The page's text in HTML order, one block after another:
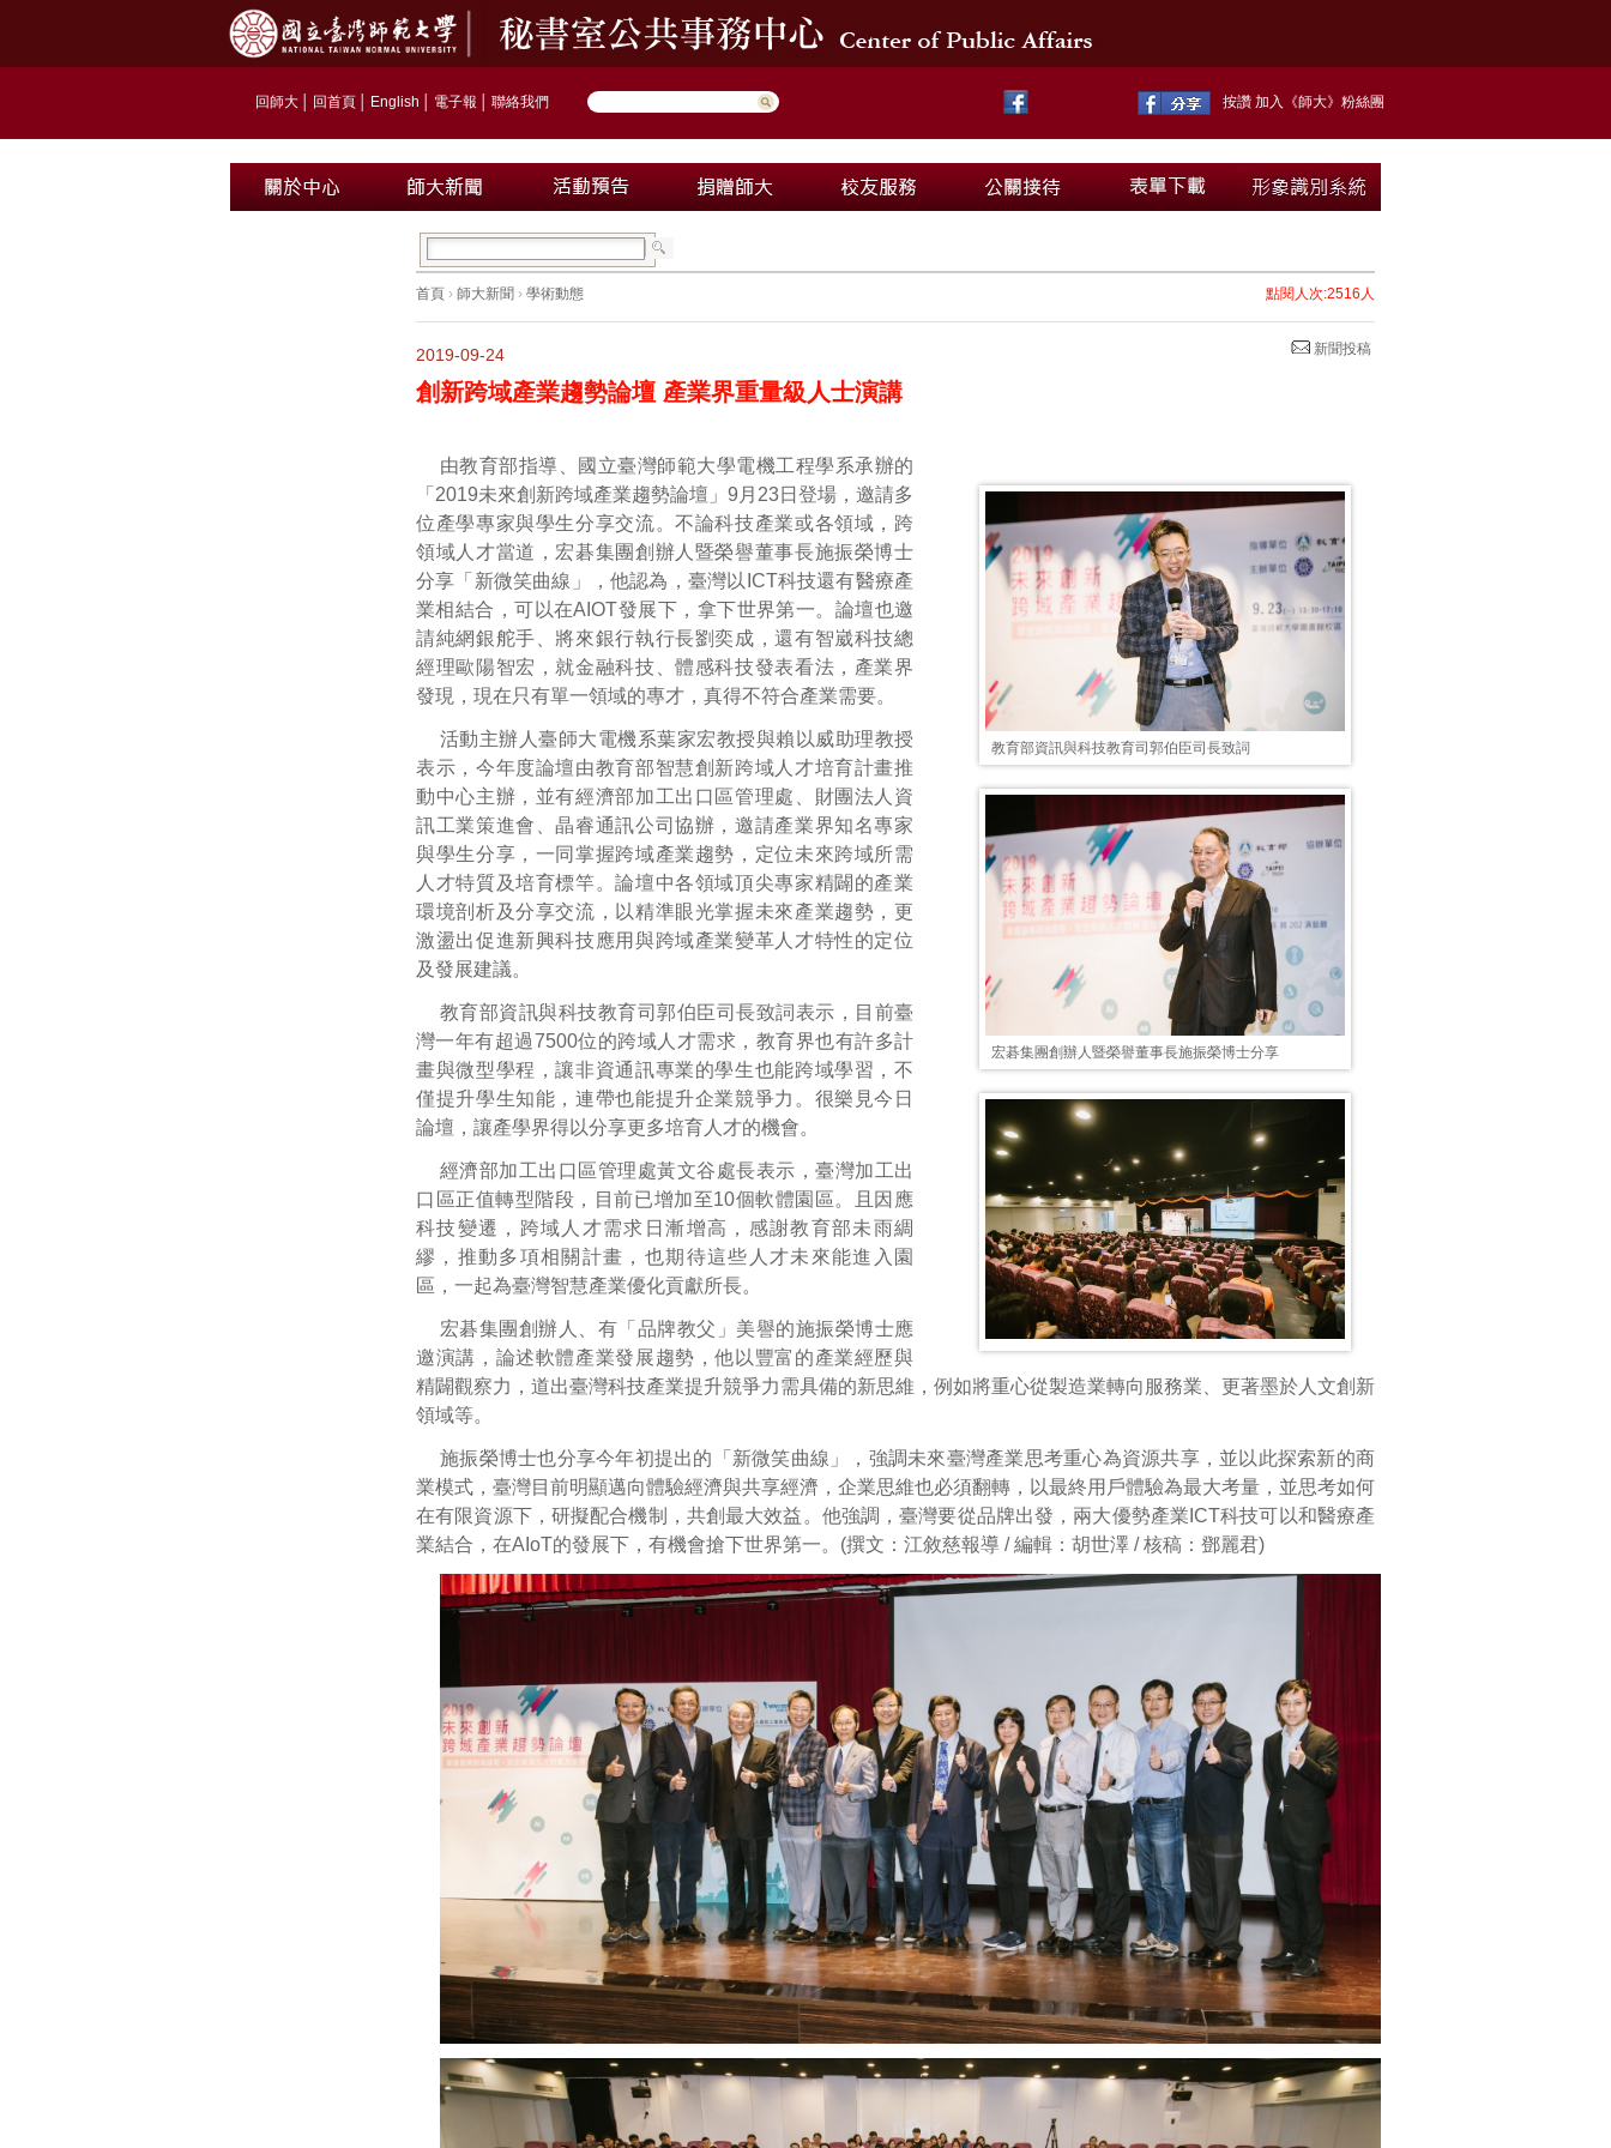
回師大 回首頁 English 電子報 聯絡我們 按讚 加入《師大》粉絲團
首頁 › 師大新聞 › 學術動態 點閱人次:2516人
新聞投稿
2019-09-24
創新跨域產業趨勢論壇 產業界重量級人士演講
教育部資訊與科技教育司郭伯臣司長致詞
宏碁集團創辦人暨榮譽董事長施振榮博士分享
由教育部指導、國立臺灣師範大學電機工程學系承辦的
「2019未來創新跨域產業趨勢論壇」9月23日登場，邀請多
位產學專家與學生分享交流。不論科技產業或各領域，跨
領域人才當道，宏碁集團創辦人暨榮譽董事長施振榮博士
分享「新微笑曲線」，他認為，臺灣以ICT科技還有醫療產
業相結合，可以在AIOT發展下，拿下世界第一。論壇也邀
請純網銀舵手、將來銀行執行長劉奕成，還有智崴科技總
經理歐陽智宏，就金融科技、體感科技發表看法，產業界
發現，現在只有單一領域的專才，真得不符合產業需要。
活動主辦人臺師大電機系葉家宏教授與賴以威助理教授
表示，今年度論壇由教育部智慧創新跨域人才培育計畫推
動中心主辦，並有經濟部加工出口區管理處、財團法人資
訊工業策進會、晶睿通訊公司協辦，邀請產業界知名專家
與學生分享，一同掌握跨域產業趨勢，定位未來跨域所需
人才特質及培育標竿。論壇中各領域頂尖專家精闢的產業
環境剖析及分享交流，以精準眼光掌握未來產業趨勢，更
激盪出促進新興科技應用與跨域產業變革人才特性的定位
及發展建議。
教育部資訊與科技教育司郭伯臣司長致詞表示，目前臺
灣一年有超過7500位的跨域人才需求，教育界也有許多計
畫與微型學程，讓非資通訊專業的學生也能跨域學習，不
僅提升學生知能，連帶也能提升企業競爭力。很樂見今日
論壇，讓產學界得以分享更多培育人才的機會。
經濟部加工出口區管理處黃文谷處長表示，臺灣加工出
口區正值轉型階段，目前已增加至10個軟體園區。且因應
科技變遷，跨域人才需求日漸增高，感謝教育部未雨綢
繆，推動多項相關計畫，也期待這些人才未來能進入園
區，一起為臺灣智慧產業優化貢獻所長。
宏碁集團創辦人、有「品牌教父」美譽的施振榮博士應
邀演講，論述軟體產業發展趨勢，他以豐富的產業經歷與
精闢觀察力，道出臺灣科技產業提升競爭力需具備的新思維，例如將重心從製造業轉向服務業、更著墨於人文創新
領域等。
施振榮博士也分享今年初提出的「新微笑曲線」，強調未來臺灣產業思考重心為資源共享，並以此探索新的商
業模式，臺灣目前明顯邁向體驗經濟與共享經濟，企業思維也必須翻轉，以最終用戶體驗為最大考量，並思考如何
在有限資源下，研擬配合機制，共創最大效益。他強調，臺灣要從品牌出發，兩大優勢產業ICT科技可以和醫療產
業結合，在AIoT的發展下，有機會搶下世界第一。(撰文：江敘慈報導 / 編輯：胡世澤 / 核稿：鄧麗君)